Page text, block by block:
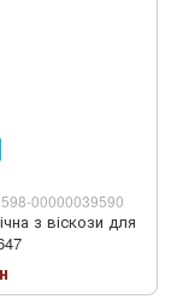
00000039590
з віскози для